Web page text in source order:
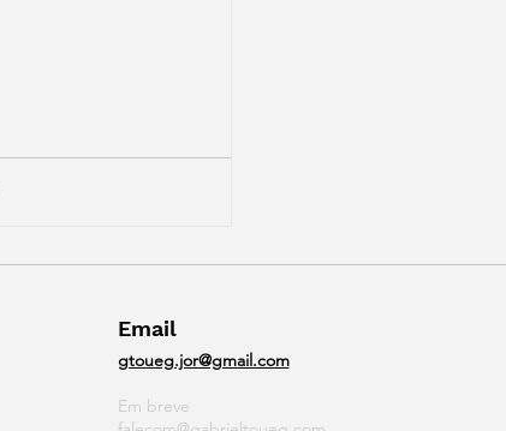
Email
gtoueg.jor@gmail.com
Em breve